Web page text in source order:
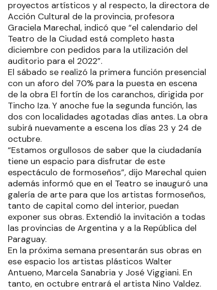
proyectos artísticos y al respecto, la directora de
Acción Cultural de la provincia, profesora
Graciela Marechal, indicó que “el calendario del
Teatro de la Ciudad está completo hasta
diciembre con pedidos para la utilización del
auditorio para el 2022”.
El sábado se realizó la primera función presencial
con un aforo del 70% para la puesta en escena
de la obra El fortín de los caranchos, dirigida por
Tincho Iza. Y anoche fue la segunda función, las
dos con localidades agotadas días antes. La obra
subirá nuevamente a escena los días 23 y 24 de
octubre.
“Estamos orgullosos de saber que la ciudadanía
tiene un espacio para disfrutar de este
espectáculo de formoseños”, dijo Marechal quien
además informó que en el Teatro se inauguró una
galería de arte para que los artistas formoseños,
tanto de capital como del interior, puedan
exponer sus obras. Extendió la invitación a todas
las provincias de Argentina y a la República del
Paraguay.
En la próxima semana presentarán sus obras en
ese espacio los artistas plásticos Walter
Antueno, Marcela Sanabria y José Viggiani. En
tanto, en octubre entrará el artista Nino Valdez.